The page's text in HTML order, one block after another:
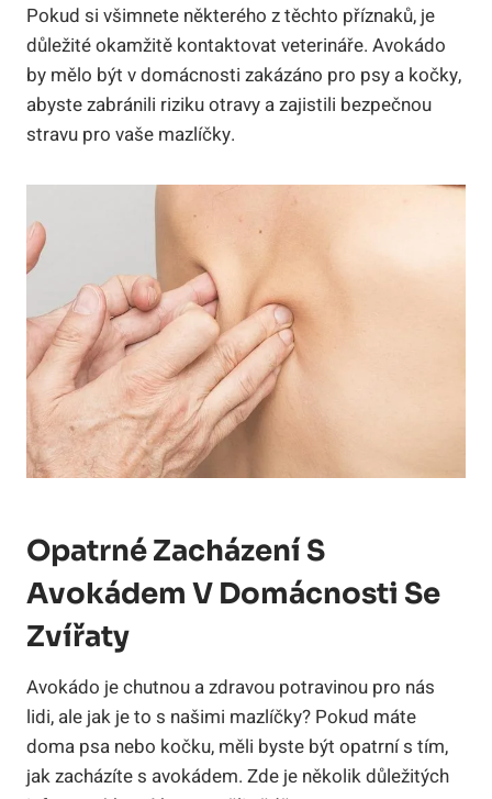
Pokud si všimnete některého z těchto příznaků, je
důležité okamžitě kontaktovat veterináře. Avokádo
by mělo být v domácnosti zakázáno pro psy a kočky,
abyste zabránili riziku otravy a zajistili bezpečnou
stravu pro vaše mazlíčky.
Opatrné Zacházení S
Avokádem V Domácnosti Se
Zvířaty
Avokádo je chutnou a zdravou potravinou pro nás
lidi, ale jak je to s našimi mazlíčky? Pokud máte
doma psa nebo kočku, měli byste být opatrní s tím,
jak zacházíte s avokádem. Zde je několik důležitých